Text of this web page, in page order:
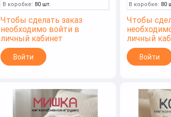
В коробке: 80 шт.
Чтобы сделать заказ
необходимо войти в
личный кабинет
Войти
В коробке: 80
Чтобы
личный
Войти